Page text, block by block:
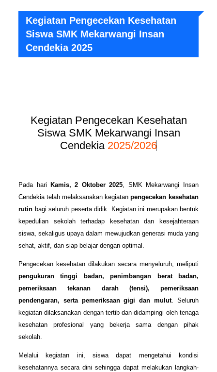
Kegiatan Pengecekan Kesehatan
Siswa SMK Mekarwangi Insan
Cendekia 2025
Kegiatan Pengecekan Kesehatan
Siswa SMK Mekarwangi Insan
Cendekia 2025/2026
Pada hari Kamis, 2 Oktober 2025, SMK Mekarwangi Insan
Cendekia telah melaksanakan kegiatan pengecekan kesehatan
rutin bagi seluruh peserta didik. Kegiatan ini merupakan bentuk
kepedulian sekolah terhadap kesehatan dan kesejahteraan
siswa, sekaligus upaya dalam mewujudkan generasi muda yang
sehat, aktif, dan siap belajar dengan optimal.
Pengecekan kesehatan dilakukan secara menyeluruh, meliputi
pengukuran tinggi badan, penimbangan berat badan,
pemeriksaan tekanan darah (tensi), pemeriksaan
pendengaran, serta pemeriksaan gigi dan mulut. Seluruh
kegiatan dilaksanakan dengan tertib dan didampingi oleh tenaga
kesehatan profesional yang bekerja sama dengan pihak
sekolah.
Melalui kegiatan ini, siswa dapat mengetahui kondisi
kesehatannya secara dini sehingga dapat melakukan langkah-